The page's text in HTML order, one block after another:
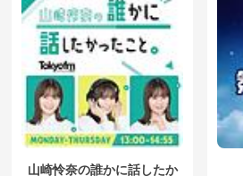
山崎怜奈の誰かに話したか